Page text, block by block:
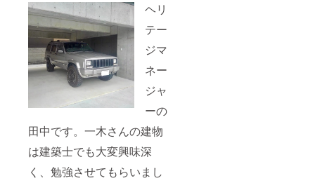
ヘリ
テー
ジマ
ネー
ジャ
ーの
田中です。一木さんの建物
は建築士でも大変興味深
く、勉強させてもらいまし